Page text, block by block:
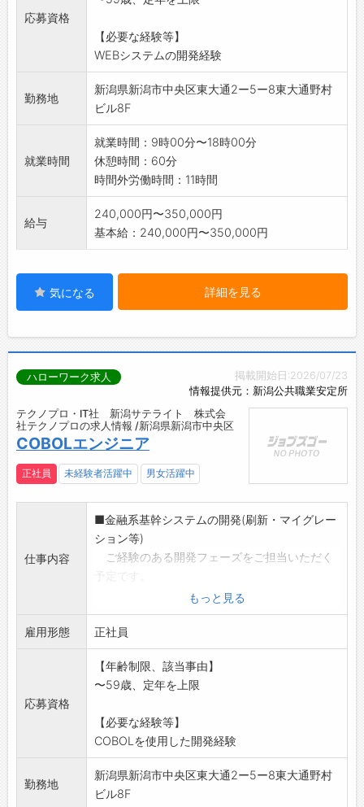
応募資格
【必要な経験等】
WEBシステムの開発経験
勤務地
新潟県新潟市中央区東大通2ー5ー8東大通野村
ビル8F
就業時間
就業時間：9時00分〜18時00分
休憩時間：60分
時間外労働時間：11時間
給与
240,000円〜350,000円
基本給：240,000円〜350,000円
気になる 詳細を見る
掲載開始日:2026/07/23
情報提供元：新潟公共職業安定所
ハローワーク求人
テクノプロ・IT社 新潟サテライト 株式会
社テクノプロの求人情報 /新潟県新潟市中央区
COBOLエンジニア
正社員 未経験者活躍中 男女活躍中
仕事内容
■金融系基幹システムの開発(刷新・マイグレー
ション等)
ご経験のある開発フェーズをご担当いただく
(変更の範囲)会社の定める業務
もっと見る
雇用形態 正社員
応募資格
【年齢制限、該当事由】
〜59歳、定年を上限
【必要な経験等】
COBOLを使用した開発経験
勤務地
新潟県新潟市中央区東大通2ー5ー8東大通野村
ビル8F